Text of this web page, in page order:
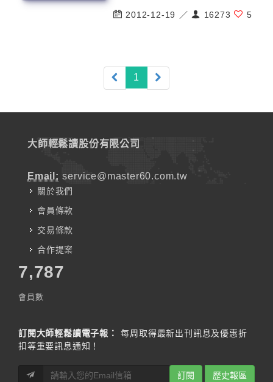
2012-12-19 ／ 16273 5
1 (current)
大師輕鬆讀股份有限公司
Email: service@master60.com.tw
關於我們
會員條款
交易條款
合作提案
7,787
會員數
訂閱大師輕鬆讀電子報：
每周取得最新出刊訊息及優惠折
扣等重要訊息通知！
訂閱 歷史報區